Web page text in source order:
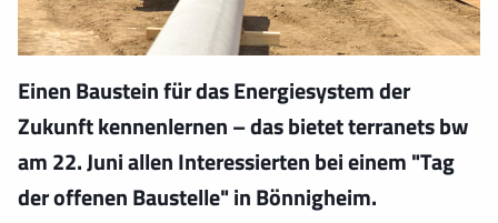
Einen Baustein für das Energiesystem der
Zukunft kennenlernen – das bietet terranets bw
am 22. Juni allen Interessierten bei einem "Tag
der offenen Baustelle" in Bönnigheim.